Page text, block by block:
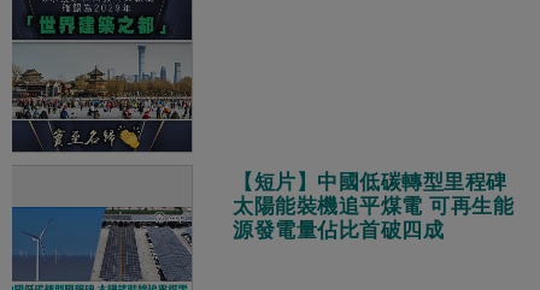
【短片】中國低碳轉型里程碑
太陽能裝機追平煤電 可再生能
源發電量佔比首破四成